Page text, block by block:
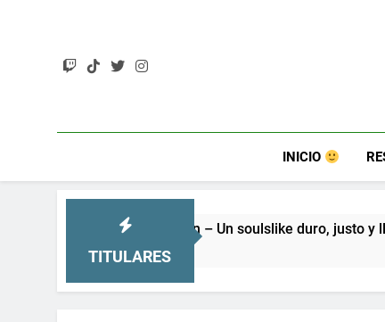
INICIO
TITULARES
Khazan – Un soulslike duro, justo y lleno de secretos